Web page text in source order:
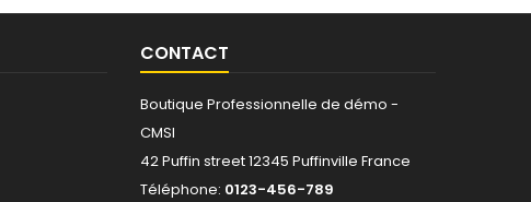
CONTACT
Boutique Professionnelle de démo -
CMSI
42 Puffin street 12345 Puffinville France
Téléphone: 0123-456-789